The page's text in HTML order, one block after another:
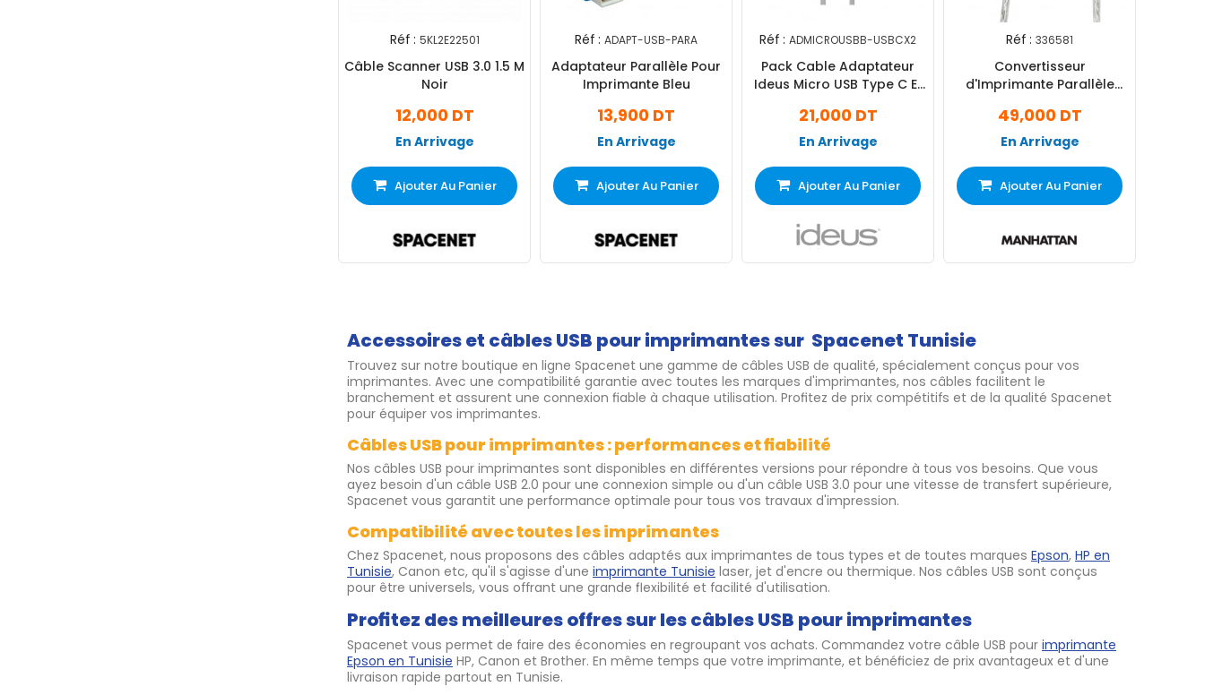
Réf : 5KL2E22501
Câble Scanner USB 3.0 1.5 M
Noir
12,000 DT
En Arrivage
Ajouter Au Panier
Réf : ADAPT-USB-PARA
Adaptateur Parallèle Pour
Imprimante Bleu
13,900 DT
En Arrivage
Ajouter Au Panier
Réf : ADMICROUSBB-USBCX2
Pack Cable Adaptateur
Ideus Micro USB Type C Et
USB
21,000 DT
En Arrivage
Ajouter Au Panier
Réf : 336581
Convertisseur
d'Imprimante Parallèle
DB25 Noir
49,000 DT
En Arrivage
Ajouter Au Panier
Accessoires et câbles USB pour imprimantes sur Spacenet Tunisie
Trouvez sur notre boutique en ligne Spacenet une gamme de câbles USB de qualité, spécialement conçus pour vos
imprimantes. Avec une compatibilité garantie avec toutes les marques d'imprimantes, nos câbles facilitent le
branchement et assurent une connexion fiable à chaque utilisation. Profitez de prix compétitifs et de la qualité Spacenet
pour équiper vos imprimantes.
Câbles USB pour imprimantes : performances et fiabilité
Nos câbles USB pour imprimantes sont disponibles en différentes versions pour répondre à tous vos besoins. Que vous
ayez besoin d'un câble USB 2.0 pour une connexion simple ou d'un câble USB 3.0 pour une vitesse de transfert supérieure,
Spacenet vous garantit une performance optimale pour tous vos travaux d'impression.
Compatibilité avec toutes les imprimantes
Chez Spacenet, nous proposons des câbles adaptés aux imprimantes de tous types et de toutes marques Epson, HP en
Tunisie, Canon etc, qu'il s'agisse d'une imprimante Tunisie laser, jet d'encre ou thermique. Nos câbles USB sont conçus
pour être universels, vous offrant une grande flexibilité et facilité d'utilisation.
Profitez des meilleures offres sur les câbles USB pour imprimantes
Spacenet vous permet de faire des économies en regroupant vos achats. Commandez votre câble USB pour imprimante
Epson en Tunisie HP, Canon et Brother. En même temps que votre imprimante, et bénéficiez de prix avantageux et d'une
livraison rapide partout en Tunisie.